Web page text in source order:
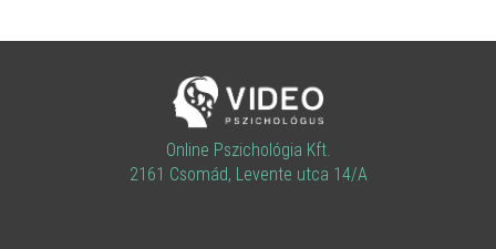
Online Pszichológia Kft.
2161 Csomád, Levente utca 14/A